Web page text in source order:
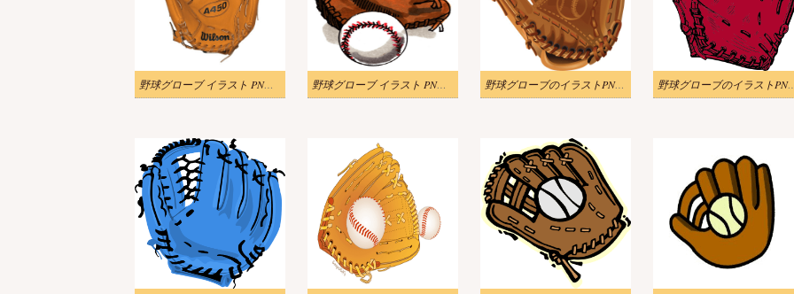
野球グローブ イラスト PNG イメージ 2 野球グローブ イラスト PNG イメージ 野球グローブのイラストPNG 無料 2 野球グローブ